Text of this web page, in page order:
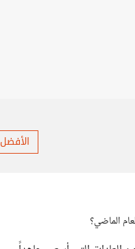
الأفضل
الماضي؟